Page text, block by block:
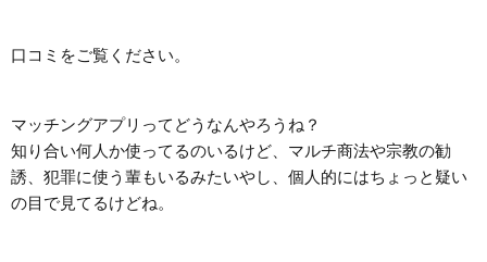
口コミをご覧ください。
マッチングアプリってどうなんやろうね？
知り合い何人か使ってるのいるけど、マルチ商法や宗教の勧
誘、犯罪に使う輩もいるみたいやし、個人的にはちょっと疑い
の目で見てるけどね。